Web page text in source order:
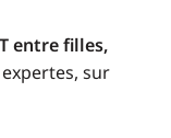
entre filles,
sur